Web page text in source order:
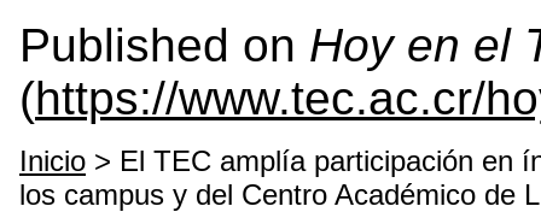
Published on Hoy en el
(https://www.tec.ac.cr/
Inicio > El TEC amplía participación en
los campus y del Centro Académico de